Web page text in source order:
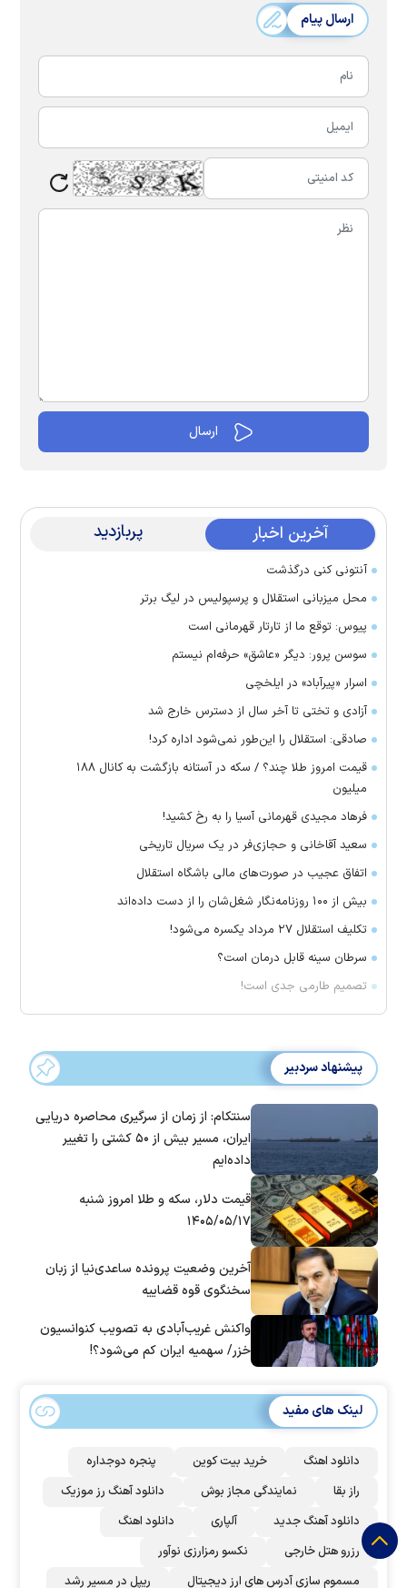
ارسال پیام
آخرین اخبار پربازدید
آنتونی کنی درگذشت
محل میزبانی استقلال و پرسپولیس در لیگ برتر
پیوس: توقع ما از تارتار قهرمانی است
سوسن پرور: دیگر «عاشق» حرفه‌ام نیستم
اسرار «پیرآباد» در ایلخچی
آزادی و تختی تا آخر سال از دسترس خارج شد
صادقی: استقلال را این‌طور نمی‌شود اداره کرد!
قیمت امروز طلا چند؟ / سکه در آستانه بازگشت به کانال ۱۸۸
میلیون
فرهاد مجیدی قهرمانی آسیا را به رخ کشید!
سعید آقاخانی و حجازی‌فر در یک سریال تاریخی
اتفاق عجیب در صورت‌های مالی باشگاه استقلال
بیش از ۱۰۰ روزنامه‌نگار شغل‌شان را از دست داده‌اند
تکلیف استقلال ۲۷ مرداد یکسره می‌شود!
سرطان سینه قابل درمان است؟
تصمیم طارمی جدی است!
پیشنهاد سردبیر
سنتکام: از زمان از سرگیری محاصره دریایی
ایران، مسیر بیش از ۵۰ کشتی را تغییر
داده‌ایم
قیمت دلار، سکه و طلا امروز شنبه
۱۴۰۵/۰۵/۱۷
آخرین وضعیت پرونده ساعدی‌نیا از زبان
سخنگوی قوه قضاییه
واکنش غریب‌آبادی به تصویب کنوانسیون
خزر/ سهمیه ایران کم می‌شود؟!
لینک های مفید
دانلود اهنگ خرید بیت کوین
پنجره دوجداره
راز بقا
نمایندگی مجاز بوش
دانلود آهنگ رز‌ موزیک
دانلود آهنگ جدید
آلپاری
دانلود اهنگ
رزرو هتل خارجی
نکسو رمزارزی نوآور
مسموم سازی آدرس های ارز دیجیتال
ریپل در مسیر رشد